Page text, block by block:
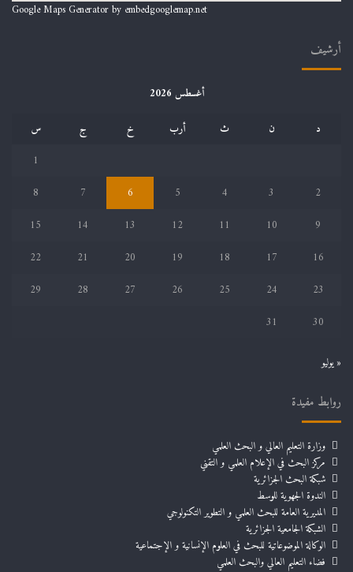
Google Maps Generator by embedgooglemap.net
أرشيف
أغسطس 2026
د
ن ث أرب خ ج
س
1
2
3
4
5
6
7
8
9
10
11
12
13
14
15
16
17
18
19
20
21
22
23
24
25
26
27
28
29
30
31
« يوليو
روابط مفيدة
وزارة التعليم العالي و البحث العلمي
مركز البحث في الإعلام العلمي و التقني
شبكة البحث الجزائرية
الندوة الجهوية للوسط
المديرية العامة للبحث العلمي و التطوير التكنولوجي
الشبكة الجامعية الجزائرية
الوكالة الموضوعاتية للبحث في العلوم الإنسانية و الإجتماعية
فضاء التعليم العالي والبحث العلمي